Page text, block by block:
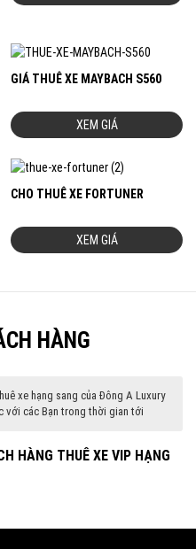
GIÁ THUÊ XE MAYBACH S560
XEM GIÁ
CHO THUÊ XE FORTUNER
XEM GIÁ
HÀNG
xe hạng sang của Đông A Luxury
với các Bạn trong thời gian tới
HÀNG THUÊ XE VIP HẠNG